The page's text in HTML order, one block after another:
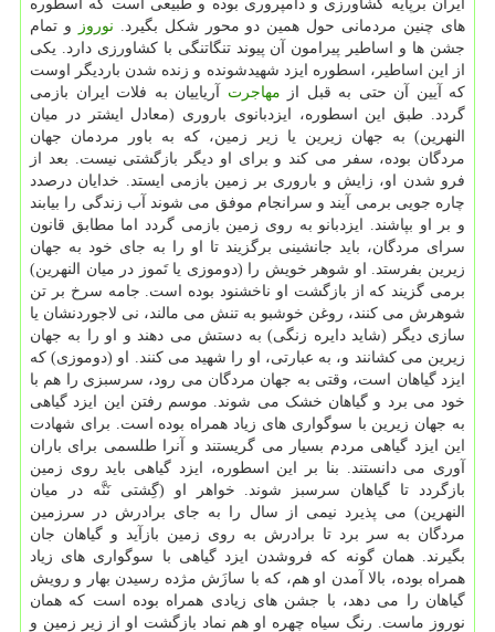
ایران برپایه کشاورزی و دامپروری بوده و طبیعی است که اسطوره
های چنین مردمانی حول همین دو محور شکل بگیرد. نوروز
و تمام
جشن ها و اساطیر پیرامون آن پیوند تنگاتنگی با کشاورزی دارد. یکی
از این اساطیر، اسطوره ایزد شهیدشونده و زنده شدن باردیگر اوست
که آیین آن حتی به قبل از مهاجرت آریاییان به فلات ایران بازمی
گردد. طبق این اسطوره، ایزدبانوی باروری (معادل ایشتر در میان
النهرین) به جهان زیرین یا زیر زمین، که به باور مردمان جهان
مردگان بوده، سفر می کند و برای او دیگر بازگشتی نیست. بعد از
فرو شدن او، زایش و باروری بر زمین بازمی ایستد. خدایان درصدد
چاره جویی برمی آیند و سرانجام موفق می شوند آب زندگی را بیابند
و بر او بپاشند. ایزدبانو به روی زمین بازمی گردد اما مطابق قانون
سرای مردگان، باید جانشینی برگزیند تا او را به جای خود به جهان
زیرین بفرستد. او شوهر خویش را (دوموزی یا تَموز در میان النهرین)
برمی گزیند که از بازگشت او ناخشنود بوده است. جامه سرخ بر تن
شوهرش می کنند، روغن خوشبو به تنش می مالند، نی لاجوردنشان یا
سازی دیگر (شاید دایره زنگی) به دستش می دهند و او را به جهان
زیرین می کشانند و، به عبارتی، او را شهید می کنند. او (دوموزی) که
ایزد گیاهان است، وقتی به جهان مردگان می رود، سرسبزی را هم با
خود می برد و گیاهان خشک می شوند. موسم رفتن این ایزد گیاهی
به جهان زیرین با سوگواری های زیاد همراه بوده است. برای شهادت
این ایزد گیاهی مردم بسیار می گریستند و آنرا طلسمی برای باران
آوری می دانستند. بنا بر این اسطوره، ایزد گیاهی باید روی زمین
بازگردد تا گیاهان سرسبز شوند. خواهر او (گِشتی نَنَّه در میان
النهرین) می پذیرد نیمی از سال را به جای برادرش در سرزمین
مردگان به سر برد تا برادرش به روی زمین بازآید و گیاهان جان
بگیرند. همان گونه که فروشدن ایزد گیاهی با سوگواری های زیاد
همراه بوده، بالا آمدن او هم، که با سازَش مژده رسیدن بهار و رویش
گیاهان را می دهد، با جشن های زیادی همراه بوده است که همان
نوروز ماست. رنگ سیاه چهره او هم نماد بازگشت او از زیر زمین و